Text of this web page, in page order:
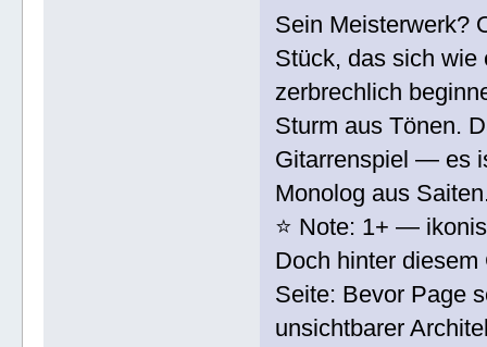
Sein Meisterwerk?
Stück, das sich wie
zerbrechlich
Sturm aus Tönen.
Gitarrenspiel — es
Monolog aus
⭐ Note: 1+ —
Doch hinter
Seite: Bevor Page
unsichtbarer